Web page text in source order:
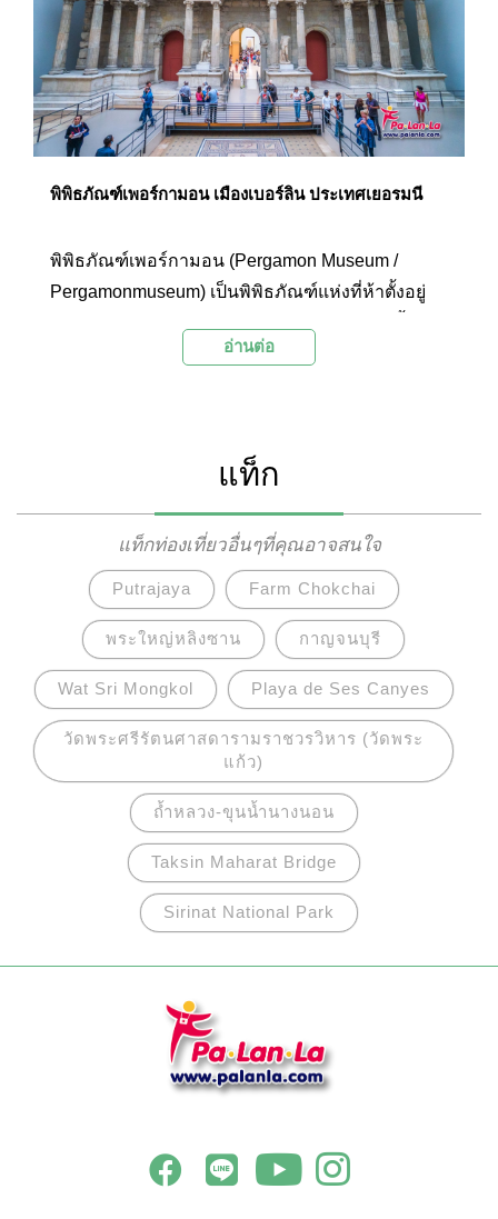
พิพิธภัณฑ์เพอร์กามอน เมืองเบอร์ลิน ประเทศเยอรมนี
พิพิธภัณฑ์เพอร์กามอน (Pergamon Museum /
Pergamonmuseum) เป็นพิพิธภัณฑ์แห่งที่ห้าตั้งอยู่
เปร (Spree) ในเมืองเบอร์ลิน พิพิธภัณธ์แห่งนี้เต็มไป
ออกโบราณ อิหร่าน คาบสมุทรแถบเอเชียตะวันตก
อียิปต์ และดินแดนยุโรปตะวันออกเฉียงใต้ ซึ่งมีทั้ง
โบราณวัตถุและโบราณสถานที่เคยยิ่งใหญ่รุ่งเรืองใน
ยุคหลายร้อยปีก่อนและหลังคริสตกาล บางส่วนผุพัง
และได้รับความเสียหายไปตามกาลเวลา แต่เมื่อถูก
ค้นพบ จึงได้รับการบูรณะซ่อมแซมแล้วย้ายมาเก็บ
รักษาไว้ที่นี่ ตัวอย่างเช่น ประตูเมืองอิชตาร์แห่งนคร
บาบิโลน (Ishtar Gate of Babylon) แท่นบูชาเพอร์กา
มอน (Pergamon Altar) อายุ 150 ปีก่อนคริสตกาล
ของกรีกโบราณ (ส่วนนี้ปิดปรับปรุงถึงปี 2024) ประตู
ตลาดมิเลตุส (Market Gate of Miletus) ช่วงศตวรรษที่
2 หลังคริสตกาลในสมัยโรมัน และกำแพงหินมัชชา
ตาฟาเคด (Mschatta Façade) หนึ่งในชิ้นส่วนโบราณ
สถานของปราสาทในทะเลทรายประเทศจอร์แดนที่
สะท้อนศิลปะของชาวอิสลามโบราณ ดังนั้นสิ่งที่จัด
อ่านต่อ
แท็ก
แท็กท่องเที่ยวอื่นๆที่คุณอาจสนใจ
Putrajaya Farm Chokchai
พระใหญ่หลิงซาน กาญจนบุรี
Wat Sri Mongkol Playa de Ses Canyes
วัดพระศรีรัตนศาสดารามราชวรวิหาร (วัดพระ
แก้ว)
ถ้ำหลวง-ขุนน้ำนางนอน
Taksin Maharat Bridge
Sirinat National Park